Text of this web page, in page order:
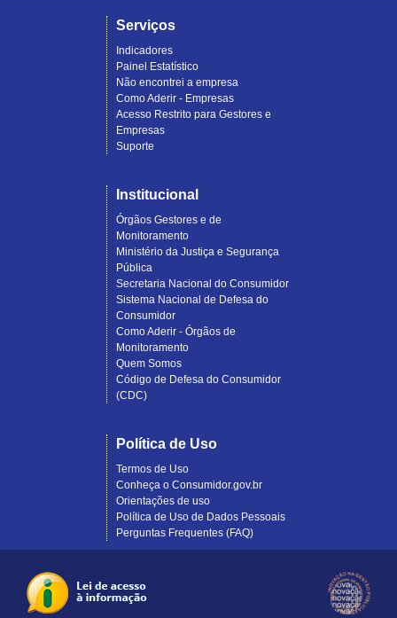
Serviços
Indicadores
Painel Estatístico
Não encontrei a empresa
Como Aderir - Empresas
Acesso Restrito para Gestores e
Empresas
Suporte
Institucional
Órgãos Gestores e de
Monitoramento
Ministério da Justiça e Segurança
Pública
Secretaria Nacional do Consumidor
Sistema Nacional de Defesa do
Consumidor
Como Aderir - Órgãos de
Monitoramento
Quem Somos
Código de Defesa do Consumidor
(CDC)
Política de Uso
Termos de Uso
Conheça o Consumidor.gov.br
Orientações de uso
Política de Uso de Dados Pessoais
Perguntas Frequentes (FAQ)